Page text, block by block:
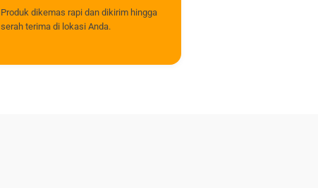
Produk dikemas rapi dan dikirim hingga
serah terima di lokasi Anda.